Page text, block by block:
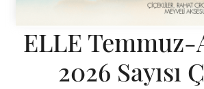
ELLE Temmuz-
2026 Sayısı